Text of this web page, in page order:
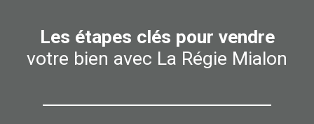
Les étapes clés pour vendre
votre bien avec La Régie Mialon